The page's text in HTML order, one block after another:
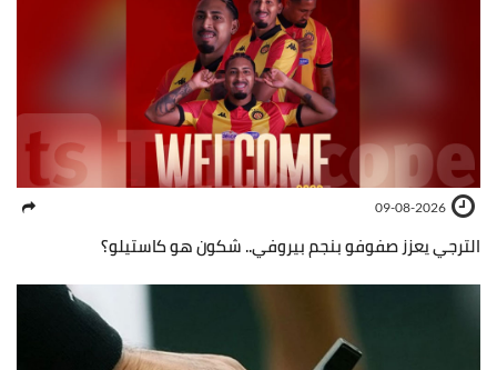
09-08-2026
الترجي يعزز صفوفو بنجم بيروفي.. شكون هو كاستيلو؟